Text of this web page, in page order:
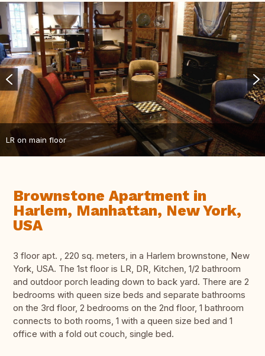
LR on main floor
Brownstone Apartment in
Harlem, Manhattan, New York,
USA
3 floor apt. , 220 sq. meters, in a Harlem brownstone, New
York, USA. The 1st floor is LR, DR, Kitchen, 1/2 bathroom
and outdoor porch leading down to back yard. There are 2
bedrooms with queen size beds and separate bathrooms
on the 3rd floor, 2 bedrooms on the 2nd floor, 1 bathroom
connects to both rooms, 1 with a queen size bed and 1
office with a fold out couch, single bed.